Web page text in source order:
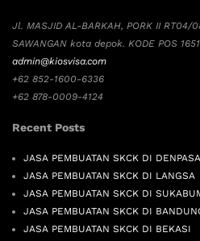
Jl. MASJID AL-BARKAH, PORK II RT04/
SAWANGAN kota depok. KODE POS
admin@kiosvisa.com
+62 852-1600-6336
+62 878-0009-4124
Recent Posts
JASA PEMBUATAN SKCK DI
JASA PEMBUATAN SKCK DI LANGSA
JASA PEMBUATAN SKCK DI
JASA PEMBUATAN SKCK DI
JASA PEMBUATAN SKCK DI BEKASI